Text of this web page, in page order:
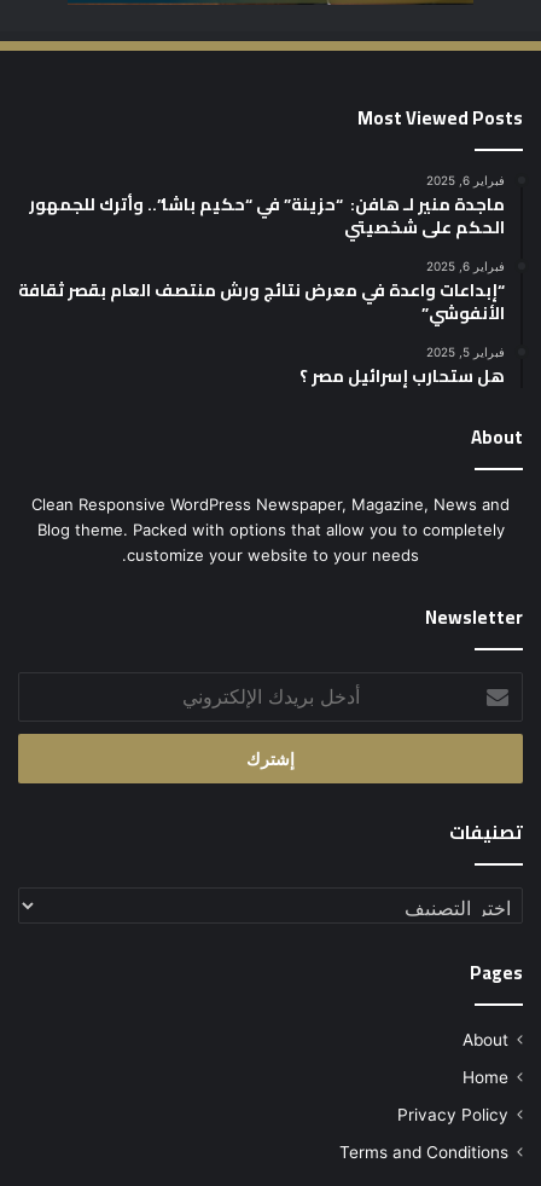
Most Viewed Posts
فبراير 6, 2025
ماجدة منير لـ هافن: “حزينة” في “حكيم باشا”.. وأترك للجمهور
الحكم على شخصيتي
فبراير 6, 2025
“إبداعات واعدة في معرض نتائج ورش منتصف العام بقصر ثقافة
الأنفوشي”
فبراير 5, 2025
هل ستحارب إسرائيل مصر ؟
About
Clean Responsive WordPress Newspaper, Magazine, News and
Blog theme. Packed with options that allow you to completely
customize your website to your needs.
Newsletter
بريدك
الإلكتروني
تصنيفات
تصنيفات
Pages
About
Home
Privacy Policy
Terms and Conditions